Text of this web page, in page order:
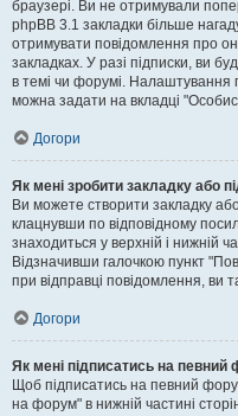
браузері. Ви не отримували
phpBB 3.1 закладки більше
отримувати повідомлення про
закладках. У разі підписки, ви
в темі чи форумі. Налаштування
можна задати на вкладці
Догори
Як мені зробити закладку або
Ви можете створити закладку
клацнувши по відповідному
знаходиться у верхній і нижній
Відзначивши галочкою пункт
при відправці повідомлення, ви
Догори
Як мені підписатись на певний
Щоб підписатись на певний
на форум" в нижній частині